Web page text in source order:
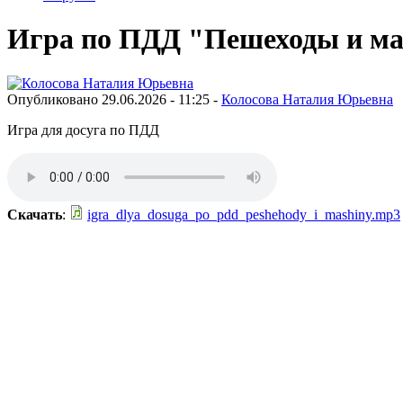
Игра по ПДД "Пешеходы и
Опубликовано 29.06.2026 - 11:25 - Колосова Наталия Юрьевна
Игра для досуга по ПДД
Скачать: igra_dlya_dosuga_po_pdd_peshehody_i_mashiny.mp3